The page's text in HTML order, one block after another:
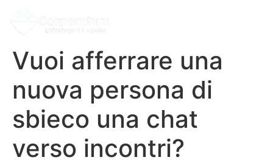
Vuoi afferrare una
nuova persona di
sbieco una chat
verso incontri?